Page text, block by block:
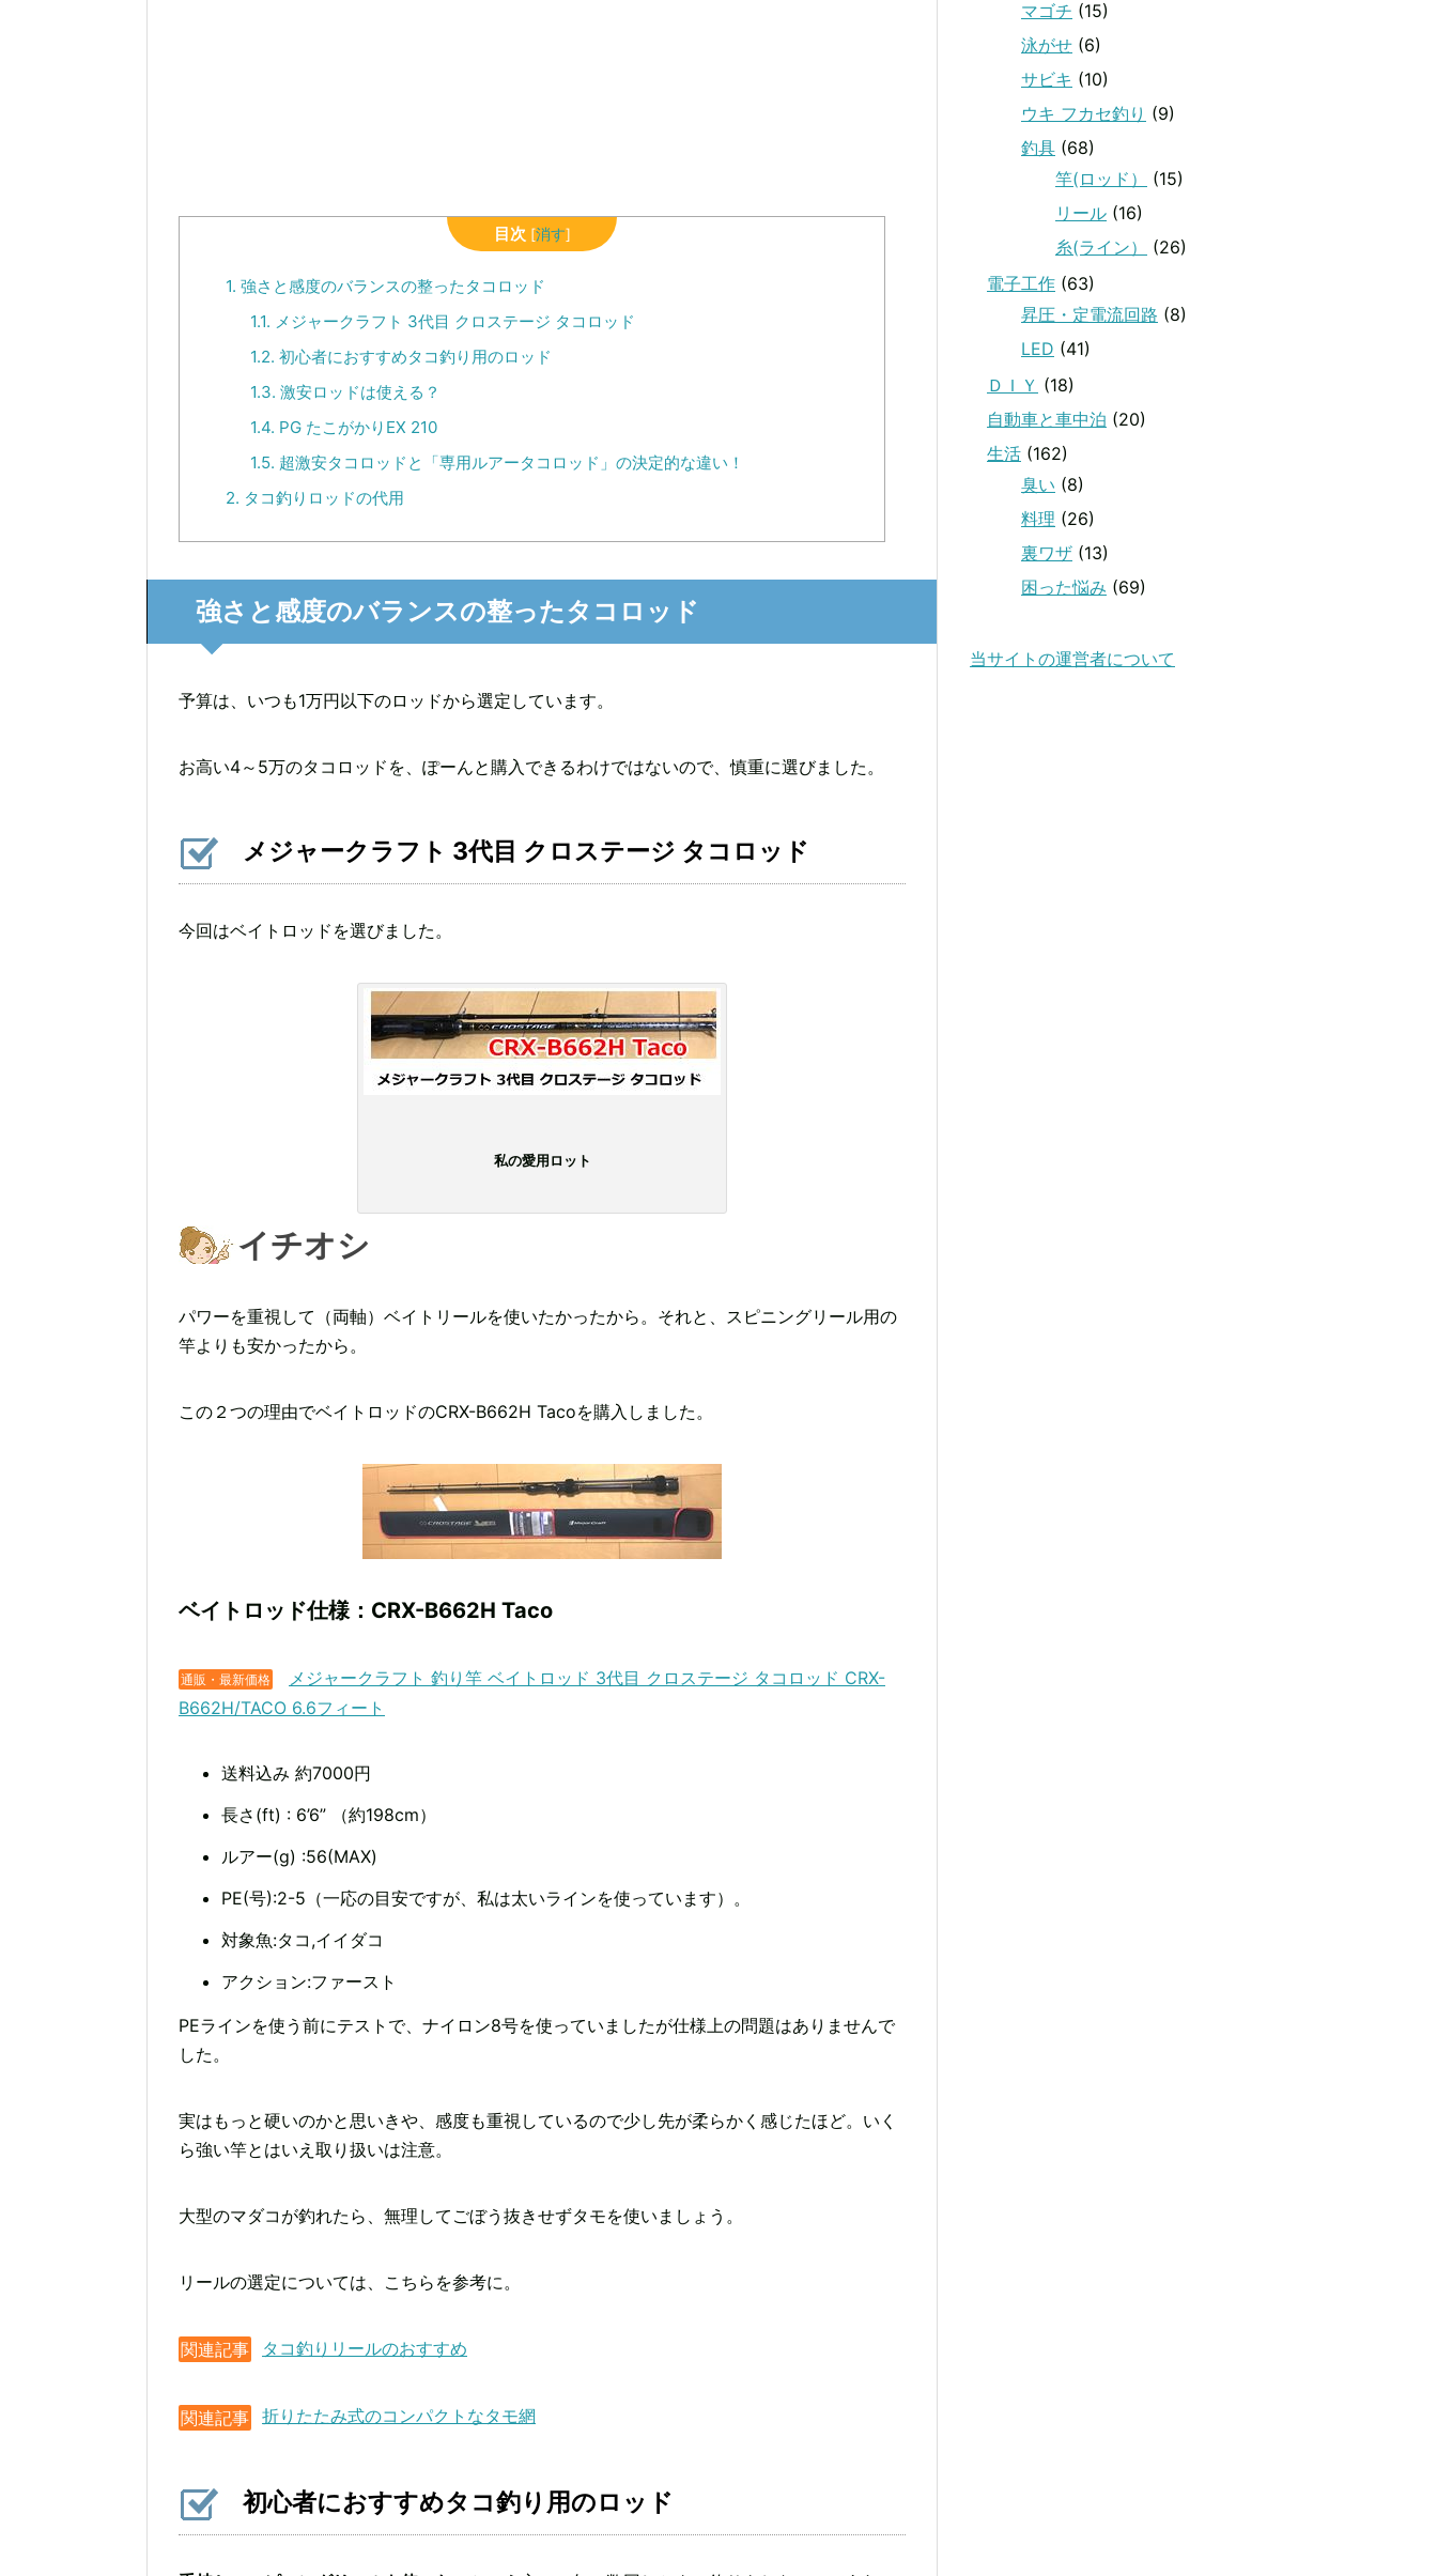
目次 [消す]
1. 強さと感度のバランスの整ったタコロッド
1.1. メジャークラフト 3代目 クロステージ タコロッド
1.2. 初心者におすすめタコ釣り用のロッド
1.3. 激安ロッドは使える？
1.4. PG たこがかりEX 210
1.5. 超激安タコロッドと「専用ルアータコロッド」の決定的な違い！
2. タコ釣りロッドの代用
強さと感度のバランスの整ったタコロッド
予算は、いつも1万円以下のロッドから選定しています。
お高い4～5万のタコロッドを、ぽーんと購入できるわけではないので、慎重に選びました。
メジャークラフト 3代目 クロステージ タコロッド
今回はベイトロッドを選びました。
私の愛用ロット
イチオシ
パワーを重視して（両軸）ベイトリールを使いたかったから。それと、スピニングリール用の
竿よりも安かったから。
この２つの理由でベイトロッドのCRX-B662H Tacoを購入しました。
ベイトロッド仕様：CRX-B662H Taco
通販・最新価格
メジャークラフト 釣り竿 ベイトロッド 3代目 クロステージ タコロッド CRX-
B662H/TACO 6.6フィート
送料込み 約7000円
長さ(ft) : 6’6” （約198cm）
ルアー(g) :56(MAX)
PE(号):2-5（一応の目安ですが、私は太いラインを使っています）。
対象魚:タコ,イイダコ
アクション:ファースト
PEラインを使う前にテストで、ナイロン8号を使っていましたが仕様上の問題はありませんで
した。
実はもっと硬いのかと思いきや、感度も重視しているので少し先が柔らかく感じたほど。いく
ら強い竿とはいえ取り扱いは注意。
大型のマダコが釣れたら、無理してごぼう抜きせずタモを使いましょう。
リールの選定については、こちらを参考に。
関連記事 タコ釣りリールのおすすめ
関連記事 折りたたみ式のコンパクトなタモ網
初心者におすすめタコ釣り用のロッド
マゴチ (15)
泳がせ (6)
サビキ (10)
ウキ フカセ釣り (9)
釣具 (68)
竿(ロッド）
(15)
リール (16)
糸(ライン）
(26)
電子工作 (63)
昇圧・定電流回路 (8)
LED (41)
ＤＩＹ (18)
自動車と車中泊 (20)
生活 (162)
臭い (8)
料理 (26)
裏ワザ (13)
困った悩み (69)
当サイトの運営者について